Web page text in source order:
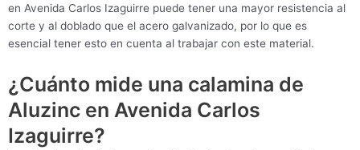
en Avenida Carlos Izaguirre puede tener una mayor resistencia al
corte y al doblado que el acero galvanizado, por lo que es
esencial tener esto en cuenta al trabajar con este material.
¿Cuánto mide una calamina de
Aluzinc en Avenida Carlos
Izaguirre?